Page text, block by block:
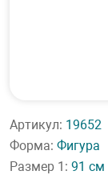
Артикул: 19652
Форма: Фигура
Размер 1: 91 см